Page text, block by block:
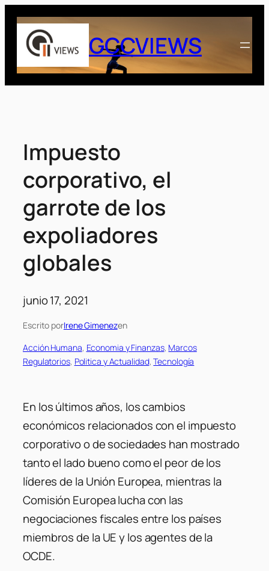
Saltar
contenido
GCCVIEWS
Impuesto
corporativo, el
garrote de los
expoliadores
globales
junio 17, 2021
Escrito porIrene Gimenezen
Acción Humana, Economia y Finanzas, Marcos
Regulatorios, Politica y Actualidad, Tecnología
En los últimos años, los cambios
económicos relacionados con el impuesto
corporativo o de sociedades han mostrado
tanto el lado bueno como el peor de los
líderes de la Unión Europea, mientras la
Comisión Europea lucha con las
negociaciones fiscales entre los países
miembros de la UE y los agentes de la
OCDE.